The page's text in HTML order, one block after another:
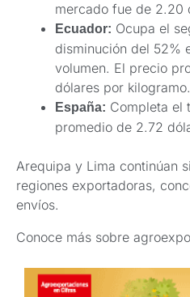
mercado fue de 2.20
Ecuador: Ocupa el
disminución del 52%
volumen. El precio
dólares por kilogramo.
España: Completa el
promedio de 2.72
Arequipa y Lima continúan
regiones exportadoras,
envíos.
Conoce más sobre